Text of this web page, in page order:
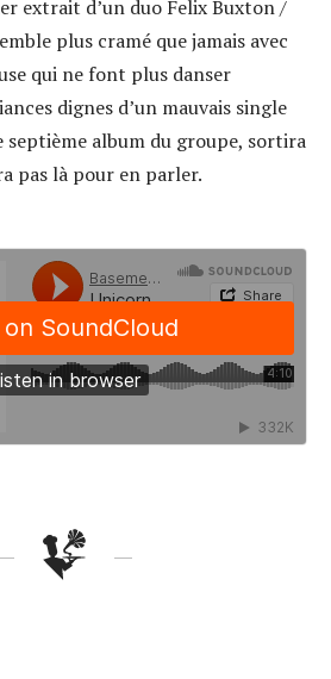
extrait d’un duo Felix Buxton /
plus cramé que jamais avec
qui ne font plus danser
dignes d’un mauvais single
septième album du groupe, sortira
pas là pour en parler.